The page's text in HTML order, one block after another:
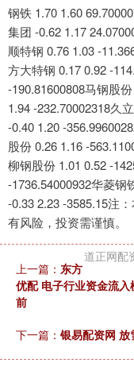
钢铁 1.70 1.60
集团 -0.62 1.17
顺特钢 0.76 1.03 -
方大特钢 0.17 0.92 -
-190.81600808马钢股
1.94 -232.70002318久
-0.40 1.20 -
股份 0.26 1.16 -
柳钢股份 1.01 0.52 -
-1736.54000932华菱钢
-0.33 2.23 -3585.15注
有风险，投资需谨慎。
道正网配
上一篇： 东方
优配 电子行业资金流
前
下一篇： 银易配资网 放